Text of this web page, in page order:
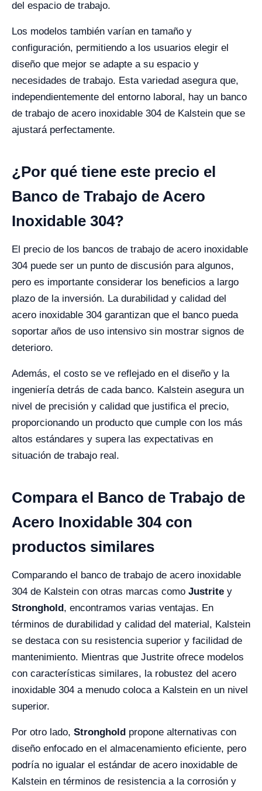
del espacio de trabajo.
Los modelos también varían en tamaño y
configuración, permitiendo a los usuarios elegir el
diseño que mejor se adapte a su espacio y
necesidades de trabajo. Esta variedad asegura que,
independientemente del entorno laboral, hay un banco
de trabajo de acero inoxidable 304 de Kalstein que se
ajustará perfectamente.
¿Por qué tiene este precio el
Banco de Trabajo de Acero
Inoxidable 304?
El precio de los bancos de trabajo de acero inoxidable
304 puede ser un punto de discusión para algunos,
pero es importante considerar los beneficios a largo
plazo de la inversión. La durabilidad y calidad del
acero inoxidable 304 garantizan que el banco pueda
soportar años de uso intensivo sin mostrar signos de
deterioro.
Además, el costo se ve reflejado en el diseño y la
ingeniería detrás de cada banco. Kalstein asegura un
nivel de precisión y calidad que justifica el precio,
proporcionando un producto que cumple con los más
altos estándares y supera las expectativas en
situación de trabajo real.
Compara el Banco de Trabajo de
Acero Inoxidable 304 con
productos similares
Comparando el banco de trabajo de acero inoxidable
304 de Kalstein con otras marcas como Justrite y
Stronghold, encontramos varias ventajas. En
términos de durabilidad y calidad del material, Kalstein
se destaca con su resistencia superior y facilidad de
mantenimiento. Mientras que Justrite ofrece modelos
con características similares, la robustez del acero
inoxidable 304 a menudo coloca a Kalstein en un nivel
superior.
Por otro lado, Stronghold propone alternativas con
diseño enfocado en el almacenamiento eficiente, pero
podría no igualar el estándar de acero inoxidable de
Kalstein en términos de resistencia a la corrosión y